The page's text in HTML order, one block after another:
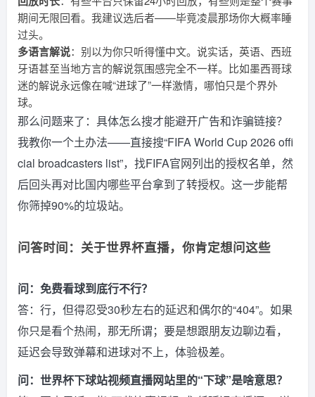
期间无限回看。我建议选后者——毕竟凌晨那场你大概率睡
过头。
多语言解说：别以为你只听得懂中文。说实话，英语、西班
牙语甚至当地方言的解说氛围感完全不一样。比如墨西哥球
迷的解说永远像在喊“进球了”一样激情，哪怕只是个界外
球。
那么问题来了：具体怎么搜才能避开广告和诈骗链接？
我教你一个土办法——直接搜“FIFA World Cup 2026 offi
cial broadcasters list”，找FIFA官网列出的授权名单，然
后回头再对比国内哪些平台拿到了转授权。这一步能帮
你筛掉90%的垃圾站。
问答时间：关于世界杯直播，你肯定想问这些
问：免费看球到底行不行？
答：行，但得忍受30秒左右的延迟和偶尔的“404”。如果
你只是看个热闹，那无所谓；要是想跟朋友边聊边看，
延迟会导致弹幕和进球对不上，体验极差。
问：世界杯下球站视频直播网站里的“下球”是啥意思？